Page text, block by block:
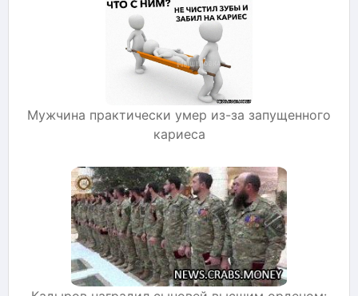
Мужчина практически умер из-за запущенного
кариеса